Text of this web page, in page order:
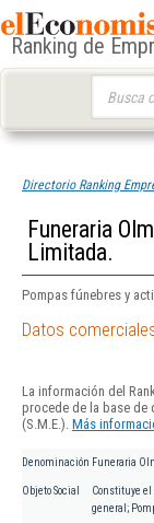
Ranking de
Directorio Ranking
Funeraria
Limitada.
Pompas fúnebres y
Datos
La información del
procede de la base de
(S.M.E.). Más
Denominación Funeraria
Objeto Social
Constituye el
general;